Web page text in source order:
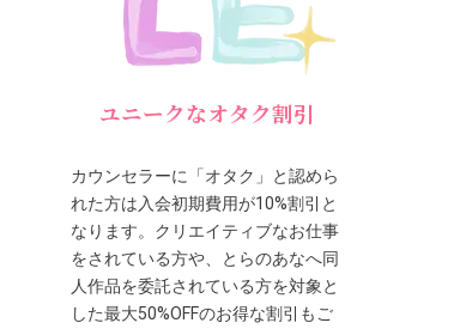
ユニークなオタク割引
カウンセラーに「オタク」と認めら
れた方は入会初期費用が10%割引と
なります。クリエイティブなお仕事
をされている方や、とらのあなへ同
人作品を委託されている方を対象と
した最大50%OFFのお得な割引もご